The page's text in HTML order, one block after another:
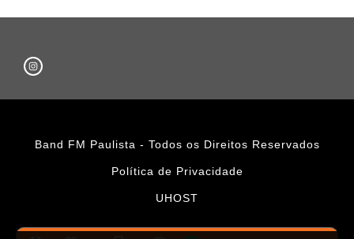
Band FM Paulista - Todos os Direitos Reservados
Política de Privacidade
UHOST